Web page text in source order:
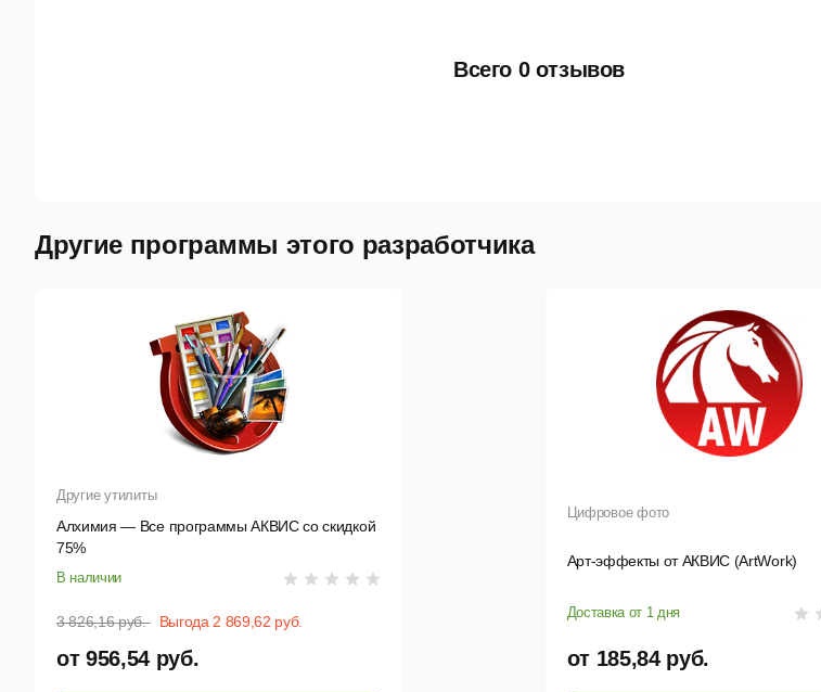
Всего 0 отзывов
Другие программы этого разработчика
Другие утилиты
Алхимия — Все программы АКВИС со скидкой
75%
В наличии
3 826,16 руб. Выгода 2 869,62 руб.
от 956,54 руб.
Цифровое фото
Арт-эффекты от АКВИС (ArtWork)
Доставка от 1 дня
от 185,84 руб.